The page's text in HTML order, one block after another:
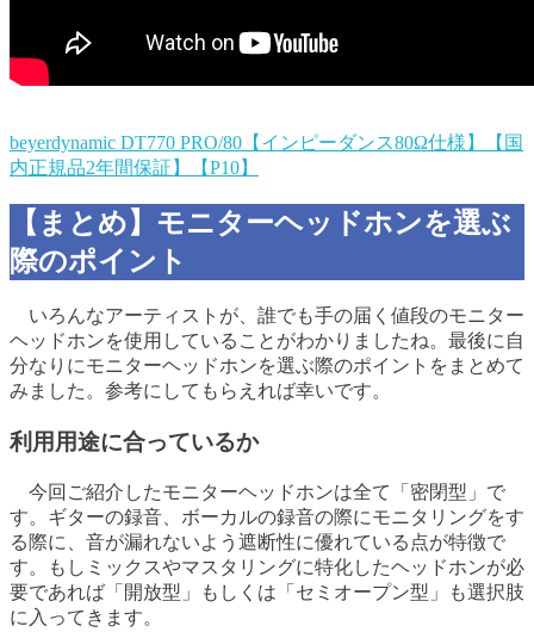
beyerdynamic DT770 PRO/80【インピーダンス80Ω仕様】【国
内正規品2年間保証】【P10】
【まとめ】モニターヘッドホンを選ぶ
際のポイント
いろんなアーティストが、誰でも手の届く値段のモニター
ヘッドホンを使用していることがわかりましたね。最後に自
分なりにモニターヘッドホンを選ぶ際のポイントをまとめて
みました。参考にしてもらえれば幸いです。
利用用途に合っているか
今回ご紹介したモニターヘッドホンは全て「密閉型」で
す。ギターの録音、ボーカルの録音の際にモニタリングをす
る際に、音が漏れないよう遮断性に優れている点が特徴で
す。もしミックスやマスタリングに特化したヘッドホンが必
要であれば「開放型」もしくは「セミオープン型」も選択肢
に入ってきます。